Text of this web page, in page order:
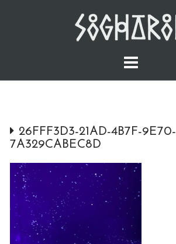
26FFF3D3-21AD-4B7F-9E70-
7A329CABEC8D